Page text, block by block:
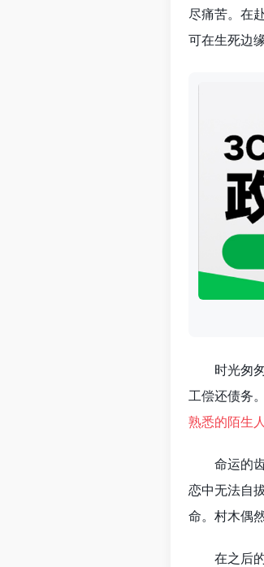
尽痛苦。在
可在生死边
时光匆
工偿还债务
熟悉的陌生人
命运的
恋中无法自
命。村木偶
在之后